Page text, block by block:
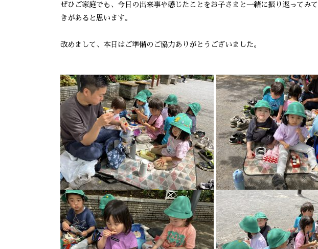
ぜひご家庭でも、今日の出来事や感じたことをお子さまと一緒に振り返ってみ
きがあると思います。
改めまして、本日はご準備のご協力ありがとうございました。